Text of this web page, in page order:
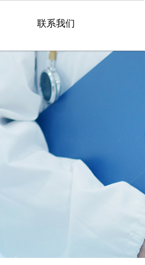
联系我们